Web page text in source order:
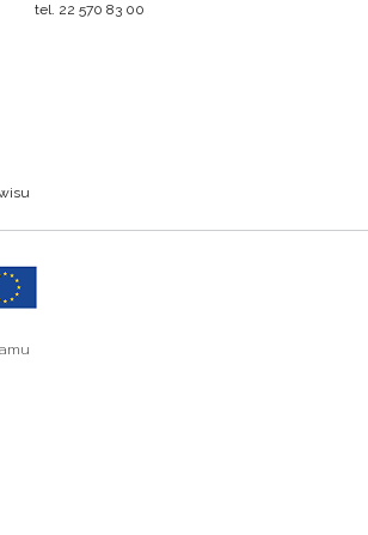
tel. 22 570 83 00